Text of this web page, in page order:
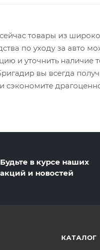
товары из
по уходу за авто
и уточнить
вы всегда
сэкономите
Будьте в курсе наших
акций и новостей
КАТАЛОГ